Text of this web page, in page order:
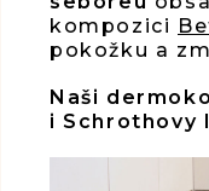
5
kompozici
pokožku a
Naši
i Schrothovy